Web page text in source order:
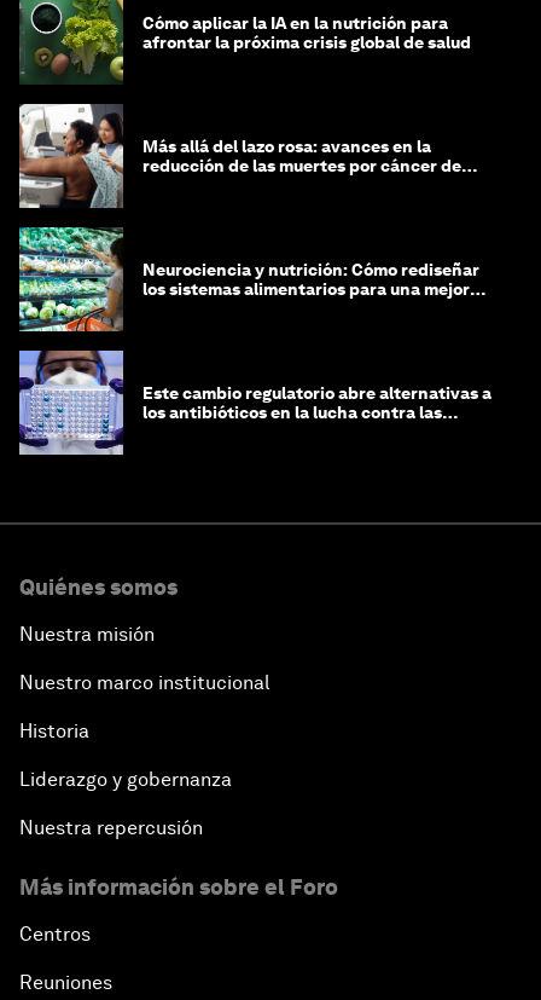
Cómo aplicar la IA en la nutrición para
afrontar la próxima crisis global de salud
Más allá del lazo rosa: avances en la
reducción de las muertes por cáncer de
Neurociencia y nutrición: Cómo rediseñar
los sistemas alimentarios para una mejor
Este cambio regulatorio abre alternativas a
los antibióticos en la lucha contra las
Quiénes somos
Nuestra misión
Nuestro marco institucional
Historia
Liderazgo y gobernanza
Nuestra repercusión
Más información sobre el Foro
Centros
Reuniones